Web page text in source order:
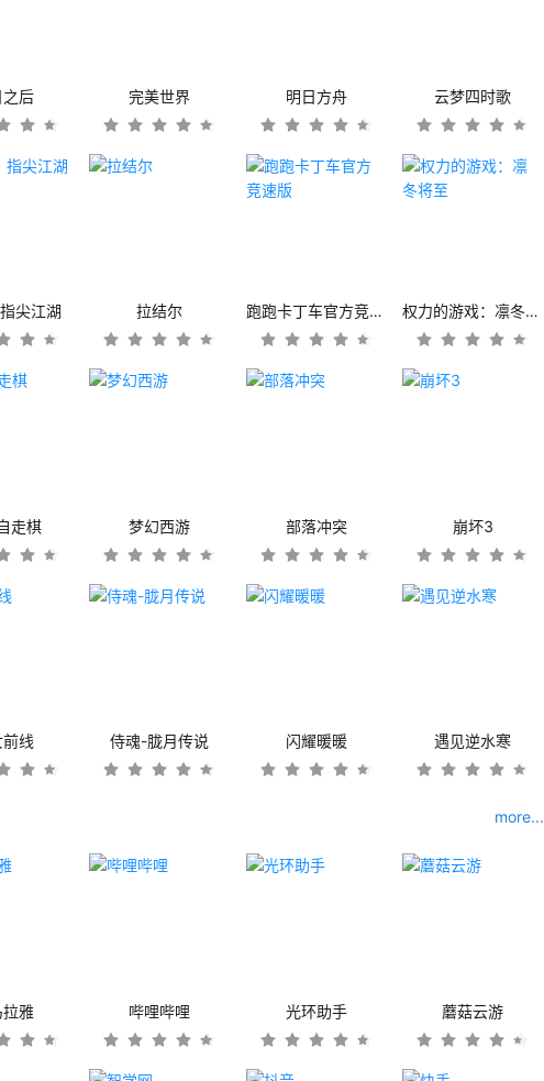
后 完美世界 明日方舟 云梦四时歌
尖江湖 拉结尔 跑跑卡丁车官方竞速版 权力的游戏：凛冬将至
走棋 梦幻西游 部落冲突 崩坏3
线 侍魂-胧月传说 闪耀暖暖 遇见逆水寒
more...
雅 哔哩哔哩 光环助手 蘑菇云游